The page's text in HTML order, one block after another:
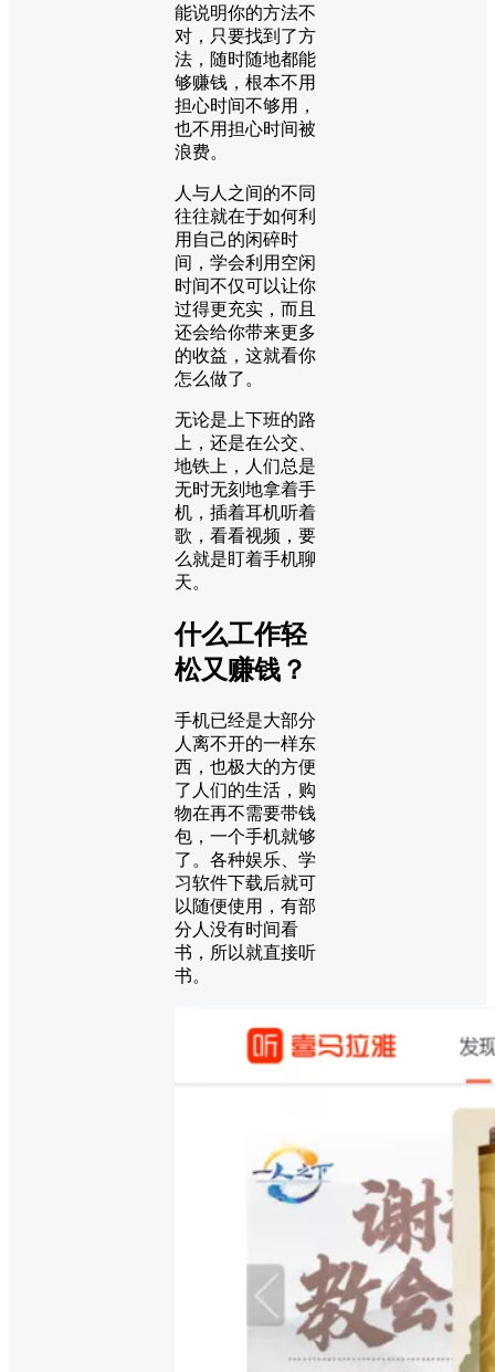
能说明你的方法不
对，只要找到了方
法，随时随地都能
够赚钱，根本不用
担心时间不够用，
也不用担心时间被
浪费。
人与人之间的不同
往往就在于如何利
用自己的闲碎时
间，学会利用空闲
时间不仅可以让你
过得更充实，而且
还会给你带来更多
的收益，这就看你
怎么做了。
无论是上下班的路
上，还是在公交、
地铁上，人们总是
无时无刻地拿着手
机，插着耳机听着
歌，看看视频，要
么就是盯着手机聊
天。
什么工作轻
松又赚钱？
手机已经是大部分
人离不开的一样东
西，也极大的方便
了人们的生活，购
物在再不需要带钱
包，一个手机就够
了。各种娱乐、学
习软件下载后就可
以随便使用，有部
分人没有时间看
书，所以就直接听
书。